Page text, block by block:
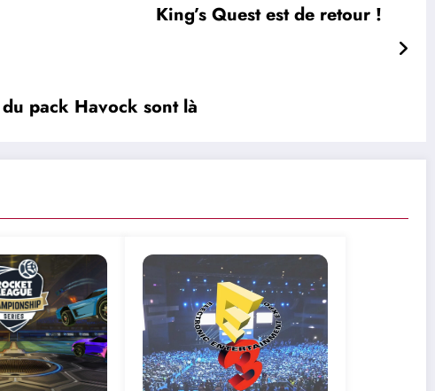
King’s Quest est de retour !
pack Havock sont là